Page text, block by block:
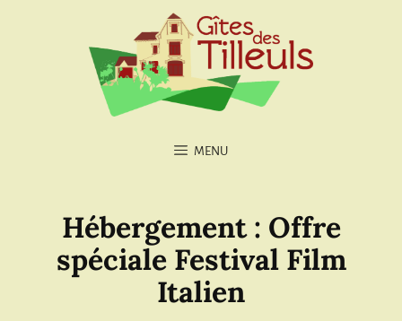
MENU
Hébergement : Offre
spéciale Festival Film
Italien